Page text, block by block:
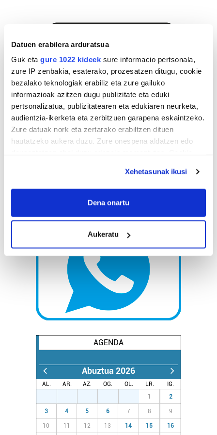
Datuen erabilera arduratsua
Guk eta gure 1022 kideek sure informacio pertsonala,
zure IP zenbakia, esaterako, prozesatzen ditugu, cookie
bezalako teknologiak erabiliz eta zure gailuko
informazioak azitzen dugu publizitate eta eduki
pertsonalizatua, publizitatearen eta edukiaren neurketa,
audientzia-ikerketa eta zerbitzuen garapena eskaintzeko.
Zure datuak nork eta zertarako erabiltzen dituen
hautatzeko aukera duzu. Zure onespena aldatzen edo
If you allow, we would also like to:
Collect information about your geographical
Identify your device by actively scanning it for
specific characteristics (fingerprinting)
Find out more about how your personal data is processed
and set your preferences in the
details section
Guk eta gure bazkideek zure datu pertsonalak
prozesatzen ditugu, zure IP zenbakia, besteak beste,
teknologia erabiliz, cookieak adibidez, iragarki eta eduki
neurtzeko, jendeari buruzko informazioa biltzeko eta
erabiltzen dituen hauta dezakezu.
Bazkide batzuek ez dizute baimenik eskatzen, eta beren
interes komertzial legitimoetan babesten dira. Ikusi gure
bazkideen zerrenda, beren ustez zein helburutarako
duten interes legitimoa eta horren aurka nola egin
Xehetasunak ikusi
Dena onartu
Aukeratu
AGENDA
Abuztua 2026
AL. AR. AZ. OG. OL. LR.
IG.
1 2
3 4 5 6 7 8 9
10 11 12 13 14 15 16